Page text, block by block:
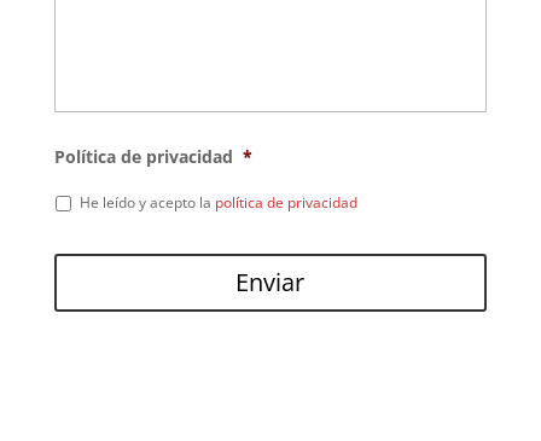
Política de privacidad *
He leído y acepto la política de privacidad